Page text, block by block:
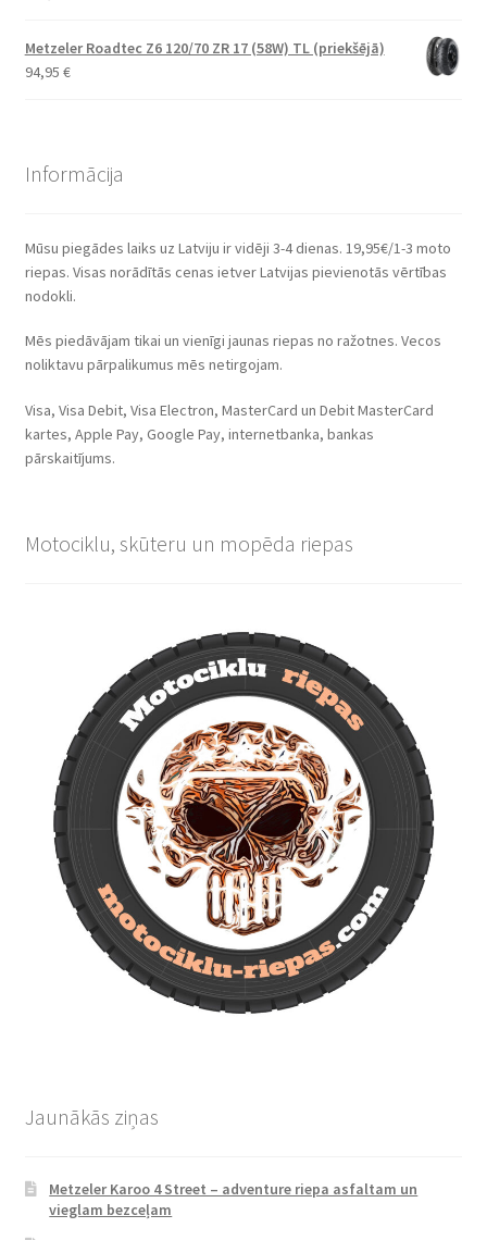
Metzeler Roadtec Z6 120/70 ZR 17 (58W) TL (priekšējā)
94,95 €
Informācija
Mūsu piegādes laiks uz Latviju ir vidēji 3-4 dienas. 19,95€/1-3 moto
riepas. Visas norādītās cenas ietver Latvijas pievienotās vērtības
nodokli.
Mēs piedāvājam tikai un vienīgi jaunas riepas no ražotnes. Vecos
noliktavu pārpalikumus mēs netirgojam.
Visa, Visa Debit, Visa Electron, MasterCard un Debit MasterCard
kartes, Apple Pay, Google Pay, internetbanka, bankas
pārskaitījums.
Motociklu, skūteru un mopēda riepas
Jaunākās ziņas
Metzeler Karoo 4 Street – adventure riepa asfaltam un
vieglam bezceļam